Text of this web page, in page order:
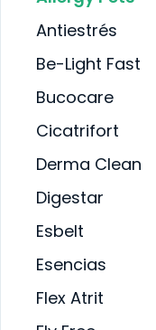
DIGESTIVA
INTERNA
Antiestrés
Be-Light Fast
Bucocare
Cicatrifort
Derma Clean
Digestar
Esbelt
Esencias
Flex Atrit